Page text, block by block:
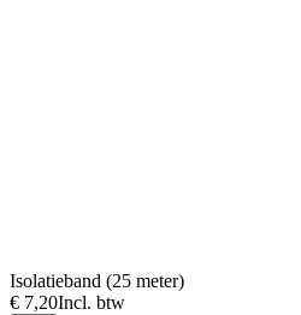
Isolatieband (25 meter)
€ 7,20Incl. btw